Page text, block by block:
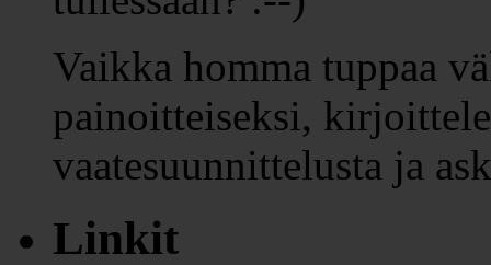
Vaikka homma tuppaa
painoitteiseksi,
vaatesuunnittelusta ja
Linkit